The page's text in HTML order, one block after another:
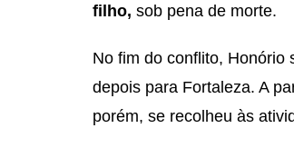
filho, sob pena de morte.
No fim do conflito, Honório
depois para Fortaleza. A
porém, se recolheu às